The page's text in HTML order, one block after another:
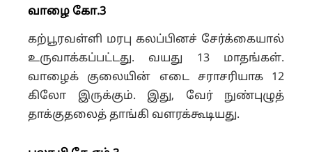
வாழை கோ.3
கற்பூரவள்ளி மரபு கலப்பினச் சேர்க்கையால்
உருவாக்கப்பட்டது. வயது 13 மாதங்கள்.
வாழைக் குலையின் எடை சராசரியாக 12
கிலோ இருக்கும். இது, வேர் நுண்புழுத்
தாக்குதலைத் தாங்கி வளரக்கூடியது.